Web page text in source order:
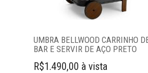
UMBRA BELLWOOD CARRINHO
BAR E SERVIR DE AÇO PRETO
R$1.490,00 à vista